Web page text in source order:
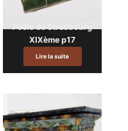
XIXème p17
Lire la suite